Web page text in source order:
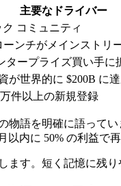
主要なドライバー
コミュニティ
ーンチがメインストリ
タープライズ買い手に
が世界的に $200B に
件以上の新規登録
語を明確に語ってい
以内に 50% の利益で
す。短く記憶に残